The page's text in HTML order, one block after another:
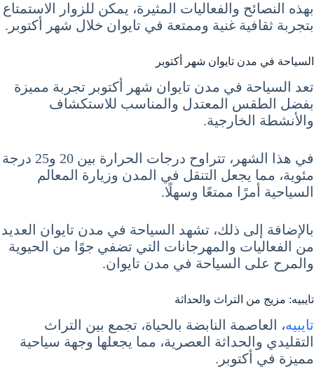
بهذه النصائح والفعاليات المثيرة، يمكن للزوار الاستمتاع
بتجربة ثقافية غنية وممتعة في تايوان خلال شهر أكتوبر.
السياحة في مدن تايوان شهر أكتوبر
تعد السياحة في مدن تايوان شهر أكتوبر تجربة مميزة
بفضل الطقس المعتدل والمناسب للاستكشاف
والأنشطة الخارجية.
في هذا الشهر، تتراوح درجات الحرارة بين 20 و25 درجة
مئوية، مما يجعل التنقل في المدن وزيارة المعالم
السياحية أمرًا ممتعًا وسهلًا.
بالإضافة إلى ذلك، تشهد السياحة في مدن تايوان العديد
من الفعاليات والمهرجانات التي تضفي جوًا من الحيوية
والمرح على السياحة في مدن تايوان.
تايبيه: مزيج من التراث والحداثة
تايبيه، العاصمة النابضة بالحياة، تجمع بين التراث
التقليدي والحداثة العصرية، مما يجعلها وجهة سياحية
مميزة في أكتوبر.